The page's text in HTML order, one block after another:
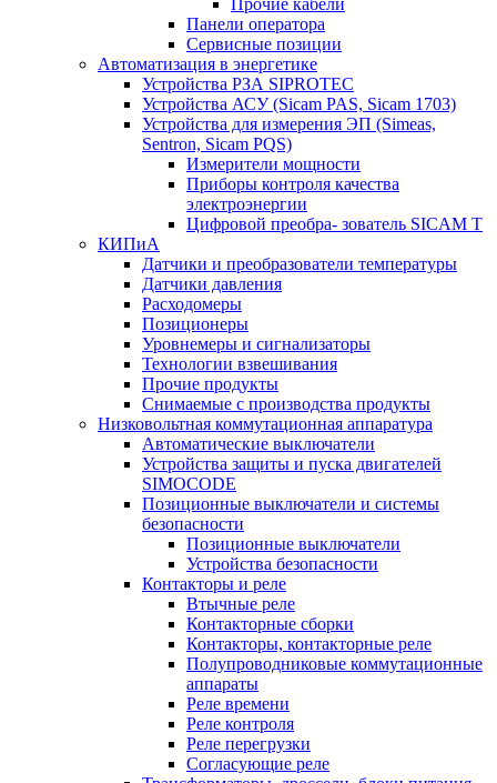
Прочие кабели
Панели оператора
Сервисные позиции
Автоматизация в энергетике
Устройства РЗА SIPROTEC
Устройства АСУ (Sicam PAS, Sicam 1703)
Устройства для измерения ЭП (Simeas,
Sentron, Sicam PQS)
Измерители мощности
Приборы контроля качества
электроэнергии
Цифровой преобра- зователь SICAM T
КИПиА
Датчики и преобразователи температуры
Датчики давления
Расходомеры
Позиционеры
Уровнемеры и сигнализаторы
Технологии взвешивания
Прочие продукты
Снимаемые с производства продукты
Низковольтная коммутационная аппаратура
Автоматические выключатели
Устройства защиты и пуска двигателей
SIMOCODE
Позиционные выключатели и системы
безопасности
Позиционные выключатели
Устройства безопасности
Контакторы и реле
Втычные реле
Контакторные сборки
Контакторы, контакторные реле
Полупроводниковые коммутационные
аппараты
Реле времени
Реле контроля
Реле перегрузки
Согласующие реле